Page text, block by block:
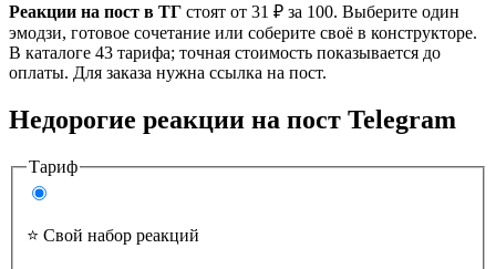
Реакции на пост в ТГ стоят от 31 ₽ за 100. Выберите один
эмодзи, готовое сочетание или соберите своё в конструкторе.
В каталоге 43 тарифа; точная стоимость показывается до
оплаты. Для заказа нужна ссылка на пост.
Недорогие реакции на пост Telegram
Тариф
⭐️ Свой набор реакций